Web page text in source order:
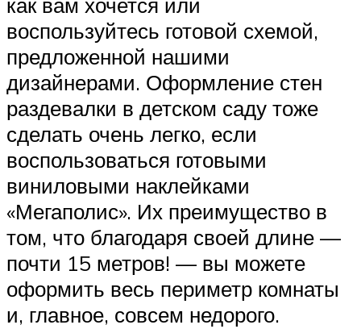
как вам хочется или
воспользуйтесь готовой схемой,
предложенной нашими
дизайнерами. Оформление стен
раздевалки в детском саду тоже
сделать очень легко, если
воспользоваться готовыми
виниловыми наклейками
«Мегаполис». Их преимущество в
том, что благодаря своей длине —
почти 15 метров! — вы можете
оформить весь периметр комнаты
и, главное, совсем недорого.